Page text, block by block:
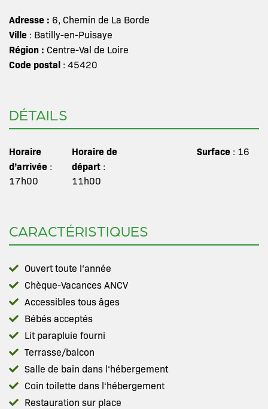
Adresse : 6, Chemin de La Borde
Ville : Batilly-en-Puisaye
Région : Centre-Val de Loire
Code postal : 45420
DÉTAILS
Horaire
d’arrivée :
17h00
Horaire de
départ:
11h00
Surface: 16
CARACTÉRISTIQUES
Ouvert toute l‘année
Chèque-Vacances ANCV
Accessibles tous âges
Bébés acceptés
Lit parapluie fourni
Terrasse/balcon
Salle de bain dans l‘hébergement
Coin toilette dans l‘hébergement
Restauration sur place